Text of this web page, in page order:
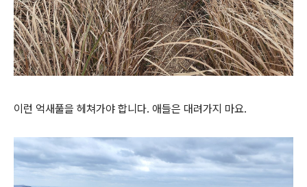
이런 억새풀을 헤쳐가야 합니다. 애들은 대려가지 마요.